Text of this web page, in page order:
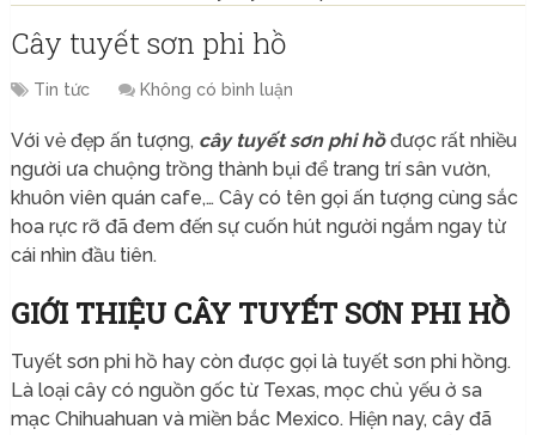
Cây tuyết sơn phi hồ
Tin tức Không có bình luận
Với vẻ đẹp ấn tượng, cây tuyết sơn phi hồđược rất nhiều
người ưa chuộng trồng thành bụi để trang trí sân vườn,
khuôn viên quán cafe,… Cây có tên gọi ấn tượng cùng sắc
hoa rực rỡ đã đem đến sự cuốn hút người ngắm ngay từ
cái nhìn đầu tiên.
GIỚI THIỆU CÂY TUYẾT SƠN PHI HỒ
Tuyết sơn phi hồ hay còn được gọi là tuyết sơn phi hồng.
Là loại cây có nguồn gốc từ Texas, mọc chủ yếu ở sa
mạc Chihuahuan và miền bắc Mexico. Hiện nay, cây đã